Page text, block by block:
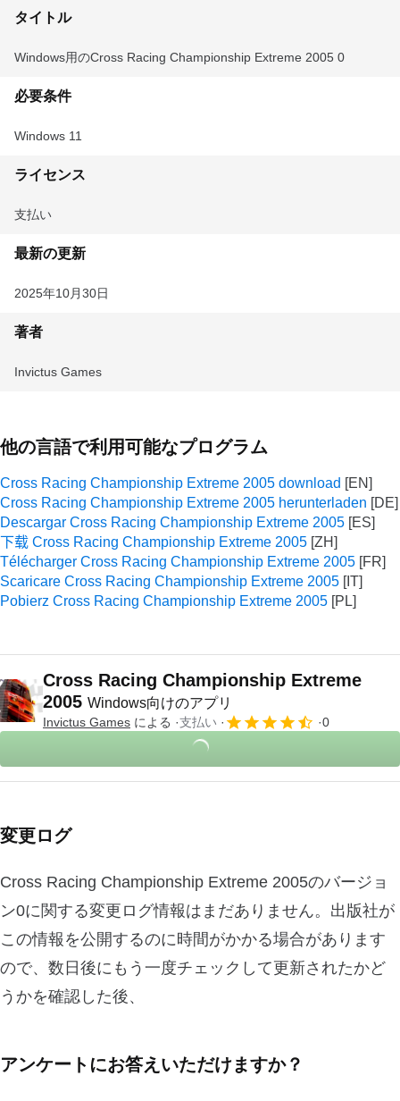
タイトル
Windows用のCross Racing Championship Extreme 2005 0
必要条件
Windows 11
ライセンス
支払い
最新の更新
2025年10月30日
著者
Invictus Games
他の言語で利用可能なプログラム
Cross Racing Championship Extreme 2005 download
Cross Racing Championship Extreme 2005 herunterladen
Descargar Cross Racing Championship Extreme 2005
下载 Cross Racing Championship Extreme 2005
Télécharger Cross Racing Championship Extreme 2005
Scaricare Cross Racing Championship Extreme 2005
Pobierz Cross Racing Championship Extreme 2005
Cross Racing Championship Extreme
2005 Windows向けのアプリ
Invictus Games による 支払い 0
変更ログ
Cross Racing Championship Extreme 2005のバージョ
ン0に関する変更ログ情報はまだありません。出版社が
この情報を公開するのに時間がかかる場合があります
ので、数日後にもう一度チェックして更新されたかど
うかを確認した後、
アンケートにお答えいただけますか？